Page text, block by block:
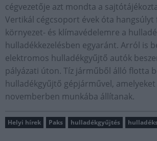
cégvezetője azt mondta a
Vertikál cégcsoport évek óta hangsúlyt
környezet- és klímavédelemre a
hulladékkezelésben egyaránt. Arról is
elektromos hulladékgyűjtő autók
pályázati úton. Tíz járműből álló flotta
hulladékgyűjtő gépjárművel,
novemberben munkába állítanak.
Helyi hírek Paks hulladékgyűjtés